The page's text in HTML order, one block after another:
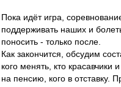
Пока идёт игра,
поддерживать наших и
поносить - только после.
Как закончится, обсудим
кого менять, кто красавчики
на пенсию, кого в отставку.